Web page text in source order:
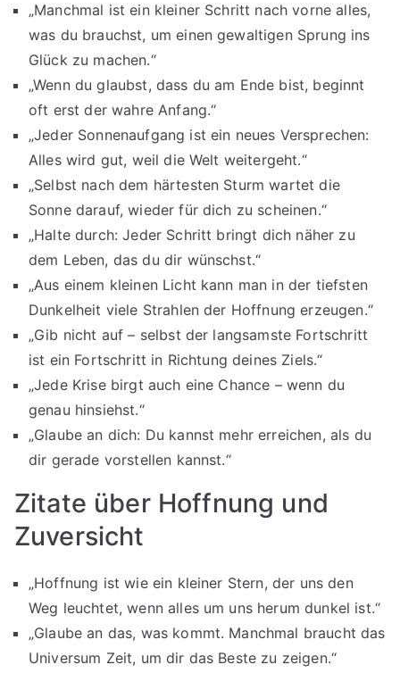
„Manchmal ist ein kleiner Schritt nach vorne alles,
was du brauchst, um einen gewaltigen Sprung ins
Glück zu machen.“
„Wenn du glaubst, dass du am Ende bist, beginnt
oft erst der wahre Anfang.“
„Jeder Sonnenaufgang ist ein neues Versprechen:
Alles wird gut, weil die Welt weitergeht.“
„Selbst nach dem härtesten Sturm wartet die
Sonne darauf, wieder für dich zu scheinen.“
„Halte durch: Jeder Schritt bringt dich näher zu
dem Leben, das du dir wünschst.“
„Aus einem kleinen Licht kann man in der tiefsten
Dunkelheit viele Strahlen der Hoffnung erzeugen.“
„Gib nicht auf – selbst der langsamste Fortschritt
ist ein Fortschritt in Richtung deines Ziels.“
„Jede Krise birgt auch eine Chance – wenn du
genau hinsiehst.“
„Glaube an dich: Du kannst mehr erreichen, als du
dir gerade vorstellen kannst.“
Zitate über Hoffnung und
Zuversicht
„Hoffnung ist wie ein kleiner Stern, der uns den
Weg leuchtet, wenn alles um uns herum dunkel ist.“
„Glaube an das, was kommt. Manchmal braucht das
Universum Zeit, um dir das Beste zu zeigen.“